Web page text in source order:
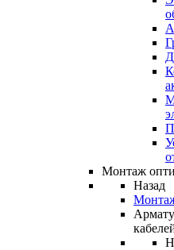
Монтаж
Назад